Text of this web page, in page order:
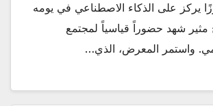
يركز على الذكاء الاصطناعي في يومه
مثير شهد حضوراً قياسياً لمجتمع
واستمر المعرض، الذي…